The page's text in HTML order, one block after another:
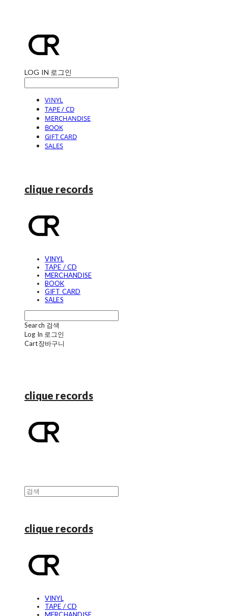
LOG IN 로그인
VINYL
TAPE / CD
MERCHANDISE
BOOK
GIFT CARD
SALES
clique records
VINYL
TAPE / CD
MERCHANDISE
BOOK
GIFT CARD
SALES
Search 검색
Log In 로그인
Cart장바구니
clique records
clique records
VINYL
TAPE / CD